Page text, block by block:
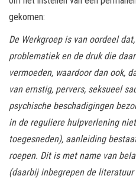
gekomen:
De Werkgroep is van oordeel
problematiek en de druk die
vermoeden, waardoor dan ook,
van ernstig, pervers, seksueel
psychische beschadigingen
in de reguliere hulpverlening
toegesneden), aanleiding
roepen. Dit is met name van
(daarbij inbegrepen de